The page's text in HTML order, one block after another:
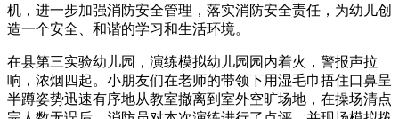
机，进一步加强消防安全管理，落实消防安全责任，为幼儿创
造一个安全、和谐的学习和生活环境。
在县第三实验幼儿园，演练模拟幼儿园园内着火，警报声拉
响，浓烟四起。小朋友们在老师的带领下用湿毛巾捂住口鼻呈
半蹲姿势迅速有序地从教室撤离到室外空旷场地，在操场清点